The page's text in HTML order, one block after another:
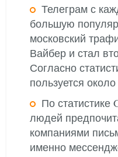
Телеграм с
большую
московский
Вайбер и стал
Согласно
пользуется
По статистике
людей
компаниями
именно